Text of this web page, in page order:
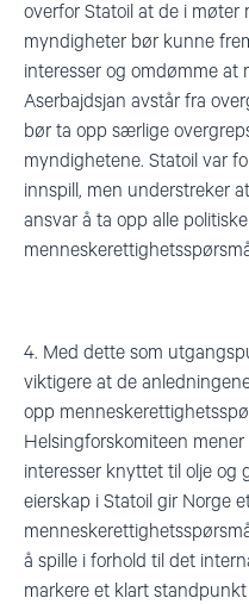
overfor Statoil at de i møter
myndigheter bør kunne
interesser og omdømme at
Aserbajdsjan avstår fra
bør ta opp særlige
myndighetene. Statoil var
innspill, men understreker
ansvar å ta opp alle
4. Med dette som
viktigere at de
opp
Helsingforskomiteen
interesser knyttet til olje og
eierskap i Statoil gir Norge
å spille i forhold til det
markere et klart